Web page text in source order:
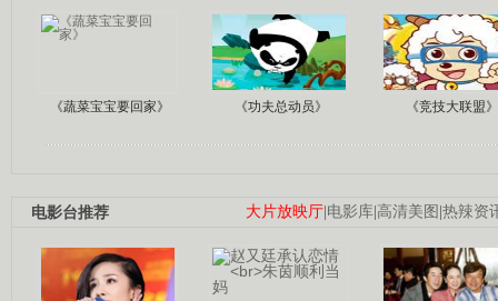
《蔬菜宝宝要回家》 《功夫总动员》 《竞技大联盟》
大片放映厅|电影库|高清美图 |热辣资
电影台推荐